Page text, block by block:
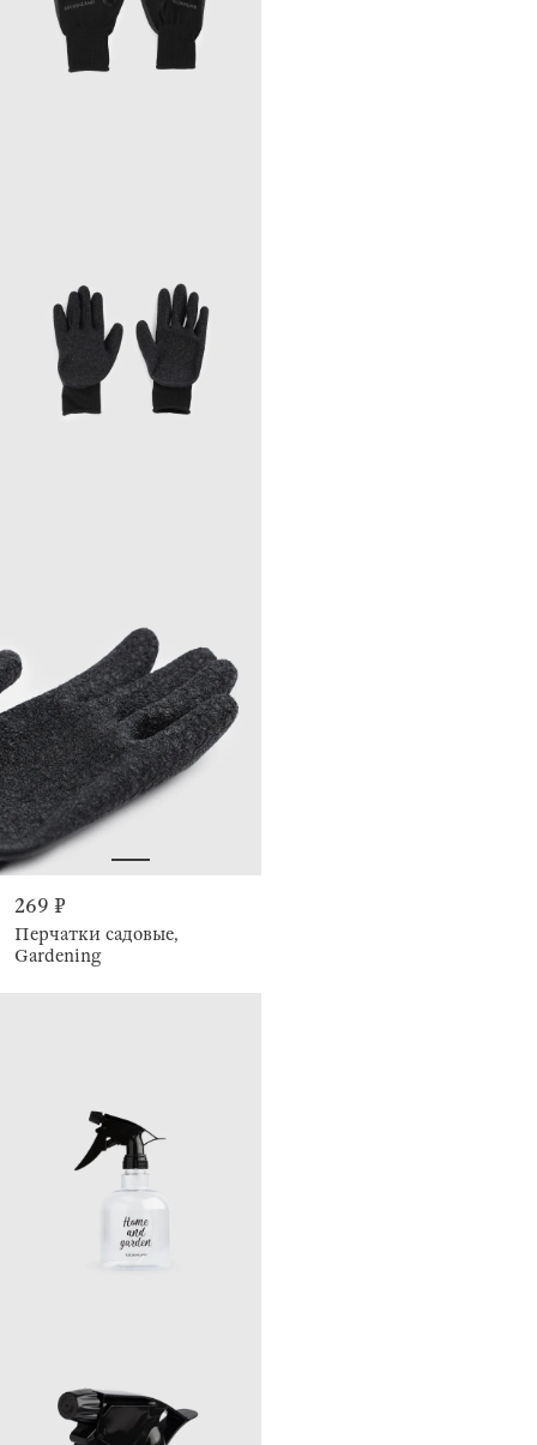
269 ₽
Перчатки садовые,
Gardening